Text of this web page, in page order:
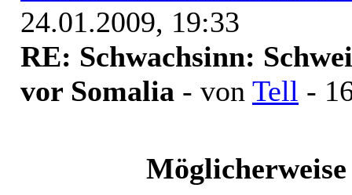
24.01.2009, 19:33
RE: Schwachsinn:
vor Somalia - von Tell -